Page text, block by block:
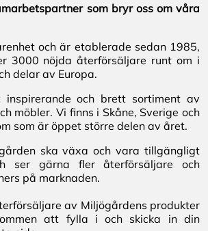
som bryr oss om våra
och är etablerade sedan 1985,
3000 nöjda återförsäljare runt om i
delar av Europa.
och brett sortiment av
möbler. Vi finns i Skåne, Sverige och
som är öppet större delen av året.
ska växa och vara tillgängligt
ser gärna fler återförsäljare och
på marknaden.
av Miljögårdens produkter
att fylla i och skicka in din